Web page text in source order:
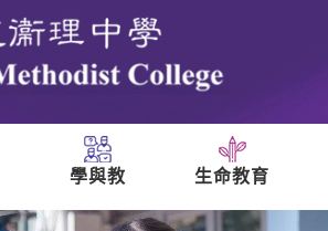
學與教 生命教育